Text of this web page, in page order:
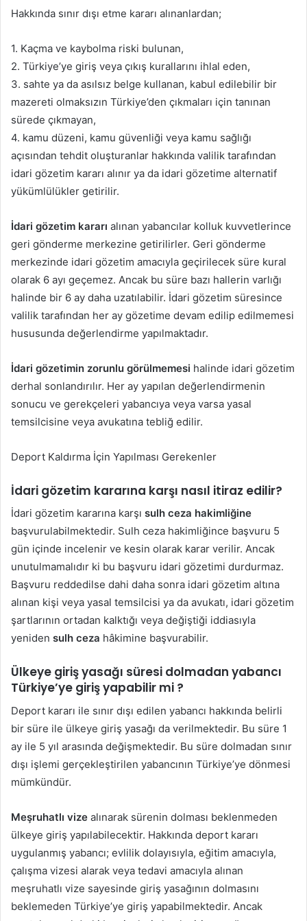
Hakkında sınır dışı etme kararı alınanlardan;
1. Kaçma ve kaybolma riski bulunan,
2. Türkiye’ye giriş veya çıkış kurallarını ihlal eden,
3. sahte ya da asılsız belge kullanan, kabul edilebilir bir
mazereti olmaksızın Türkiye’den çıkmaları için tanınan
sürede çıkmayan,
4. kamu düzeni, kamu güvenliği veya kamu sağlığı
açısından tehdit oluşturanlar hakkında valilik tarafından
idari gözetim kararı alınır ya da idari gözetime alternatif
yükümlülükler getirilir.
İdari gözetim kararı alınan yabancılar kolluk kuvvetlerince
geri gönderme merkezine getirilirler. Geri gönderme
merkezinde idari gözetim amacıyla geçirilecek süre kural
olarak 6 ayı geçemez. Ancak bu süre bazı hallerin varlığı
halinde bir 6 ay daha uzatılabilir. İdari gözetim süresince
valilik tarafından her ay gözetime devam edilip edilmemesi
hususunda değerlendirme yapılmaktadır.
İdari gözetimin zorunlu görülmemesi halinde idari gözetim
derhal sonlandırılır. Her ay yapılan değerlendirmenin
sonucu ve gerekçeleri yabancıya veya varsa yasal
temsilcisine veya avukatına tebliğ edilir.
Deport Kaldırma İçin Yapılması Gerekenler
İdari gözetim kararına karşı nasıl itiraz edilir?
İdari gözetim kararına karşı sulh ceza hakimliğine
başvurulabilmektedir. Sulh ceza hakimliğince başvuru 5
gün içinde incelenir ve kesin olarak karar verilir. Ancak
unutulmamalıdır ki bu başvuru idari gözetimi durdurmaz.
Başvuru reddedilse dahi daha sonra idari gözetim altına
alınan kişi veya yasal temsilcisi ya da avukatı, idari gözetim
şartlarının ortadan kalktığı veya değiştiği iddiasıyla
yeniden sulh ceza hâkimine başvurabilir.
Ülkeye giriş yasağı süresi dolmadan yabancı
Türkiye’ye giriş yapabilir mi ?
Deport kararı ile sınır dışı edilen yabancı hakkında belirli
bir süre ile ülkeye giriş yasağı da verilmektedir. Bu süre 1
ay ile 5 yıl arasında değişmektedir. Bu süre dolmadan sınır
dışı işlemi gerçekleştirilen yabancının Türkiye’ye dönmesi
mümkündür.
Meşruhatlı vize alınarak sürenin dolması beklenmeden
ülkeye giriş yapılabilecektir. Hakkında deport kararı
uygulanmış yabancı; evlilik dolayısıyla, eğitim amacıyla,
çalışma vizesi alarak veya tedavi amacıyla alınan
meşruhatlı vize sayesinde giriş yasağının dolmasını
beklemeden Türkiye’ye giriş yapabilmektedir. Ancak